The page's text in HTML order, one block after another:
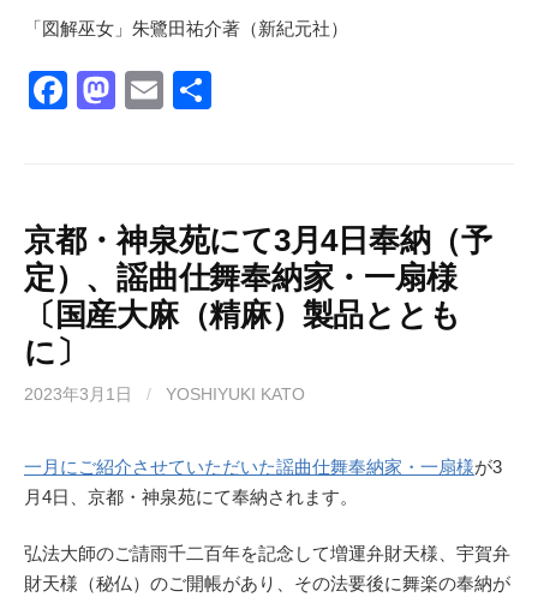
「図解巫女」朱鷺田祐介著（新紀元社）
F
b
o
o
k
M
d
o
n
E
京都・神泉苑にて3月4日奉納（予
定）、謡曲仕舞奉納家・一扇様
〔国産大麻（精麻）製品ととも
に〕
2023年3月1日 / YOSHIYUKI KATO
一月にご紹介させていただいた謡曲仕舞奉納家・一扇様が3
月4日、京都・神泉苑にて奉納されます。
弘法大師のご請雨千二百年を記念して増運弁財天様、宇賀弁
財天様（秘仏）のご開帳があり、その法要後に舞楽の奉納が